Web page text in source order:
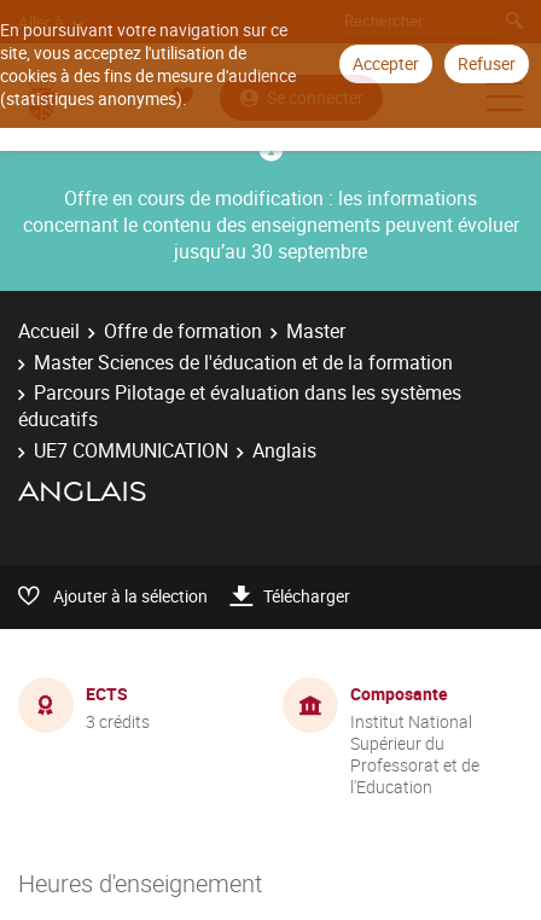
En poursuivant votre navigation sur ce
site, vous acceptez l'utilisation de
cookies à des fins de mesure d'audience
(statistiques anonymes).
Accepter Refuser
Aller à
Se connecter
Offre en cours de modification : les informations
concernant le contenu des enseignements peuvent évoluer
jusqu’au 30 septembre
Accueil Offre de formation
Master
Master Sciences de l'éducation et de la formation
Parcours Pilotage et évaluation dans les systèmes
éducatifs
UE7 COMMUNICATION
Anglais
ANGLAIS
Ajouter à la sélection Télécharger
ECTS
3 crédits
Composante
Institut National
Supérieur du
Professorat et de
l'Education
Heures d'enseignement